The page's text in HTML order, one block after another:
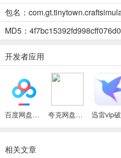
3、有大量装饰元素，如绿化带喷泉等
提升居民满意度的城镇景观。
4、需调配资源、管理居民就业等，
管理可促进小镇繁荣。
5、支持多阶段发展，新地图区域等
打造独一无二的家园。
小小城镇工艺模拟器2026官
1. 资源收集是关键，通过采集开采获
2. 多样建筑自由布局，从住宅到市政
包名：
MD5：
开发者应用
百度网盘绿色免安装Pc电脑版 夸克网盘官方正式版
相关文章